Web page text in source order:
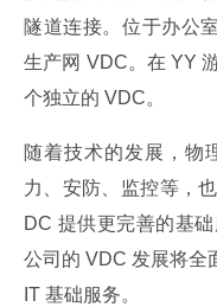
隧道连接。位于办公
生产网 VDC。在 YY
个独立的 VDC。
随着技术的发展，物
力、安防、监控等，
DC 提供更完善的基
公司的 VDC 发展将全
IT 基础服务。